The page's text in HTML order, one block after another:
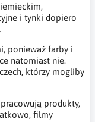
i tynki dopiero
ponieważ farby i
natomiast nie.
którzy mogliby
produkty,
filmy